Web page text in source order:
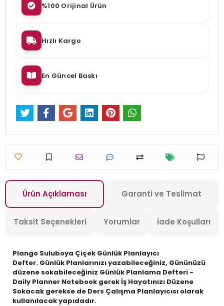
%100 Orijinal Ürün
Hızlı Kargo
En Güncel Baskı
Ürün Açıklaması Garanti ve Teslimat
Taksit Seçenekleri Yorumlar İade Koşulları
Plango Suluboya Çiçek Günlük Planlayıcı
Defter. Günlük Planlarınızı yazabileceğiniz, Gününüzü
düzene sokabileceğiniz Günlük Planlama Defteri -
Daily Planner Notebook gerek İş Hayatınızı Düzene
Sokacak gerekse de Ders Çalışma Planlayıcısı olarak
kullanılacak yapıdadır.